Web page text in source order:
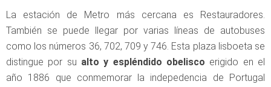
La estación de Metro más cercana es Restauradores.
También se puede llegar por varias líneas de autobuses
como los números 36, 702, 709 y 746. Esta plaza lisboeta se
distingue por su alto y espléndido obelisco erigido en el
año 1886 que conmemorar la indepedencia de Portugal